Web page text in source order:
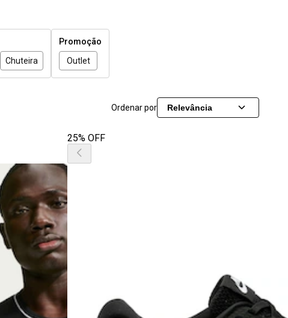
Chuteira
Promoção
Outlet
Ordenar por Relevância
25% OFF